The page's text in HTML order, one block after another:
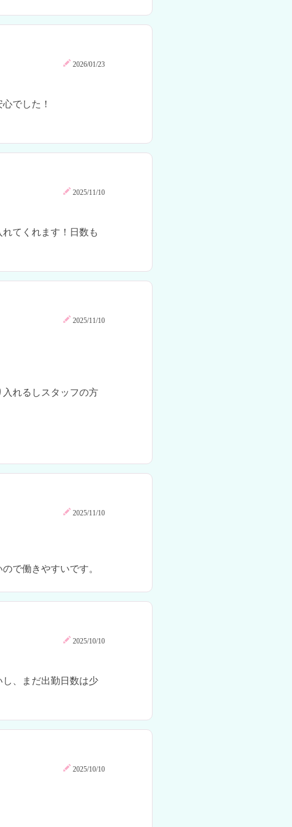
2026/01/23
でした！
2025/11/10
てくれます！日数も
2025/11/10
れるしスタッフの方
2025/11/10
2025/10/10
、まだ出勤日数は少
2025/10/10